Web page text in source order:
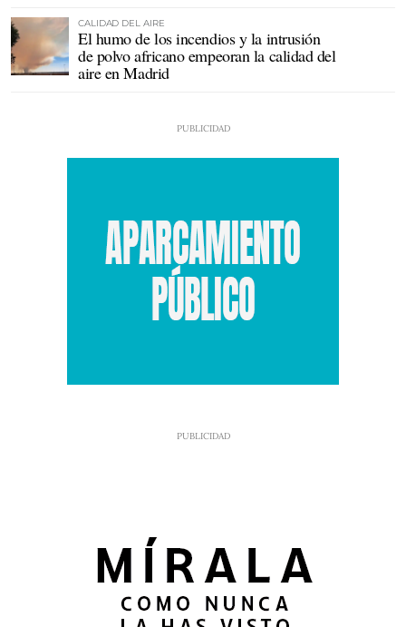
CALIDAD DEL AIRE
El humo de los incendios y la intrusión
de polvo africano empeoran la calidad del
aire en Madrid